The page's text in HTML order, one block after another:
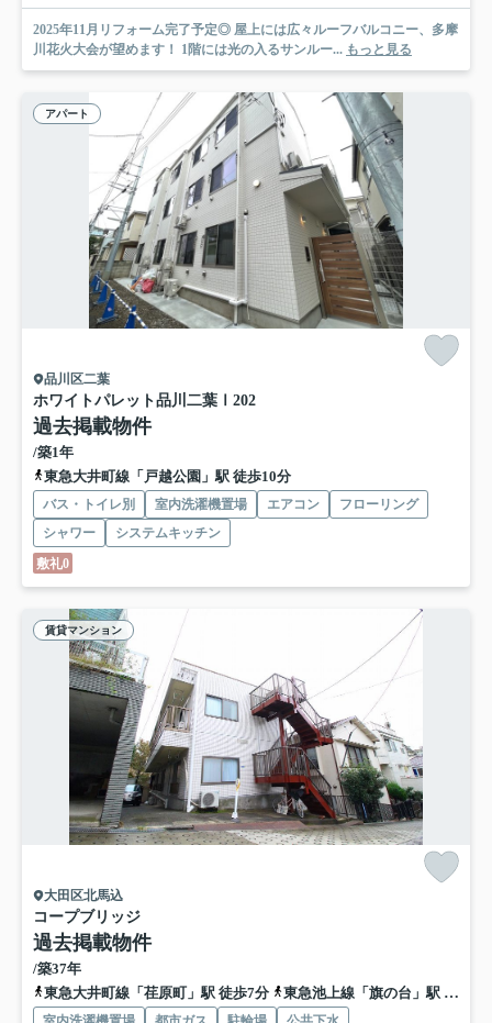
2025年11月リフォーム完了予定◎ 屋上には広々ルーフバルコニー、多摩
川花火大会が望めます！ 1階には光の入るサンルー... もっと見る
アパート
品川区二葉
ホワイトパレット品川二葉Ⅰ 202
過去掲載物件
/築1年
東急大井町線「戸越公園」駅 徒歩10分
バス・トイレ別 室内洗濯機置場 エアコン
フローリング
シャワー
システムキッチン
敷礼0
賃貸マンション
大田区北馬込
コープブリッジ
過去掲載物件
/築37年
東急大井町線「荏原町」駅 徒歩7分
東急池上線「旗の台」駅 徒歩14分